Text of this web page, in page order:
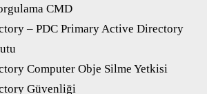
CMD
– PDC Primary Active Directory
Computer Obje Silme Yetkisi
Güvenliği